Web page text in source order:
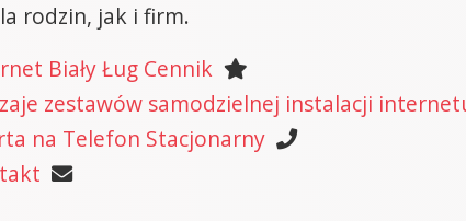
rodzin, jak i firm.
Biały Ług Cennik
zestawów samodzielnej instalacji
na Telefon Stacjonarny